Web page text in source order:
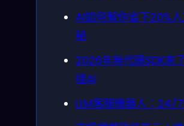
AI如何幫你省下20%
秘
2026年無代碼SDK來
接AI
LLM客服機器人：24/